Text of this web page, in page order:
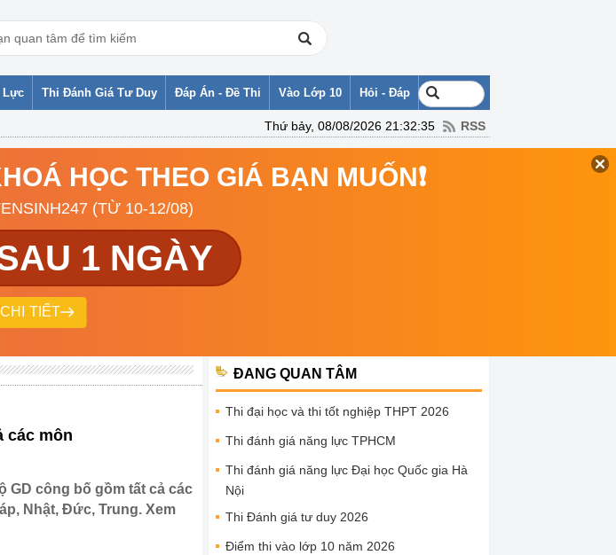
Lực Thi Đánh Giá Tư Duy Đáp Án - Đề Thi Vào Lớp 10 Hỏi - Đáp
Thứ bảy, 08/08/2026 21:32:35 RSS
HỌC THEO GIÁ BẠN MUỐN❗
(TỪ 10-12/08)
1 NGÀY
TIẾT
các môn
GD công bố gồm tất cả các
Nhật, Đức, Trung. Xem
ĐANG QUAN TÂM
Thi đại học và thi tốt nghiệp THPT 2026
Thi đánh giá năng lực TPHCM
Thi đánh giá năng lực Đại học Quốc gia Hà
Nội
Thi Đánh giá tư duy 2026
Điểm thi vào lớp 10 năm 2026